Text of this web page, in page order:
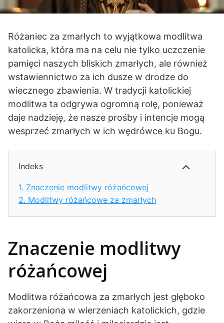
Różaniec za zmarłych to wyjątkowa modlitwa
katolicka, która ma na celu nie tylko uczczenie
pamięci naszych bliskich zmarłych, ale również
wstawiennictwo za ich dusze w drodze do
wiecznego zbawienia. W tradycji katolickiej
modlitwa ta odgrywa ogromną rolę, ponieważ
daje nadzieję, że nasze prośby i intencje mogą
wesprzeć zmarłych w ich wędrówce ku Bogu.
Indeks
1. Znaczenie modlitwy różańcowej
2. Modlitwy różańcowe za zmarłych
Znaczenie modlitwy
różańcowej
Modlitwa różańcowa za zmarłych jest głęboko
zakorzeniona w wierzeniach katolickich, gdzie